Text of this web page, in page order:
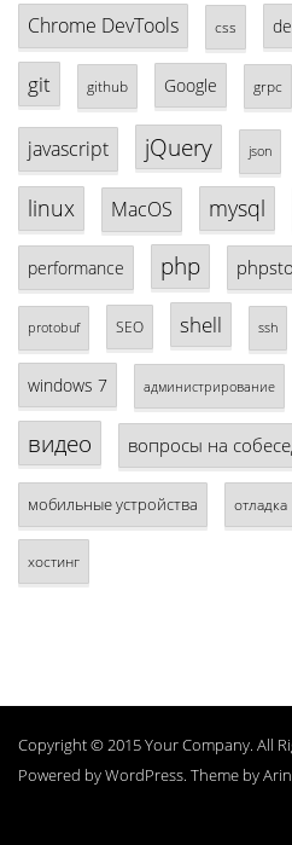
Chrome DevTools css
git github Google grpc
javascript jQuery json
linux MacOS mysql
performance php
protobuf SEO shell ssh
windows 7 администрирование
видео вопросы на
мобильные устройства отладка
хостинг
Copyright © 2015 Your Company. All
Powered byWordPress. Theme by